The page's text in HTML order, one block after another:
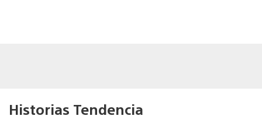
Historias Tendencia